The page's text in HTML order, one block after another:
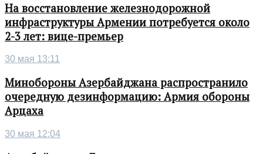
На восстановление железнодорожной
инфраструктуры Армении потребуется около
2-3 лет: вице-премьер
30 мая 13:11
Минобороны Азербайджана распространило
очередную дезинформацию: Армия обороны
Арцаха
30 мая 12:04